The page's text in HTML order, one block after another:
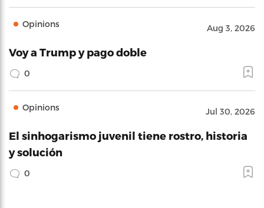
Opinions Aug 3, 2026
Voy a Trump y pago doble
0
Opinions Jul 30, 2026
El sinhogarismo juvenil tiene rostro, historia
y solución
0